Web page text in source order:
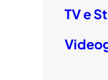
TV e